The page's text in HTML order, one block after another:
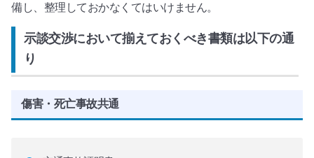
備し、整理しておかなくてはいけません。
示談交渉において揃えておくべき書類は以下の通
り
傷害・死亡事故共通